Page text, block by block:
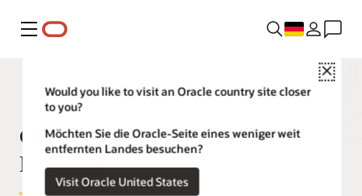
Menü
Close
Would you like to visit an Oracle country site closer
to you?
Möchten Sie die Oracle-Seite eines weniger weit
entfernten Landes besuchen?
Visit Oracle United States
Oracle Fusion Cloud
Logistics